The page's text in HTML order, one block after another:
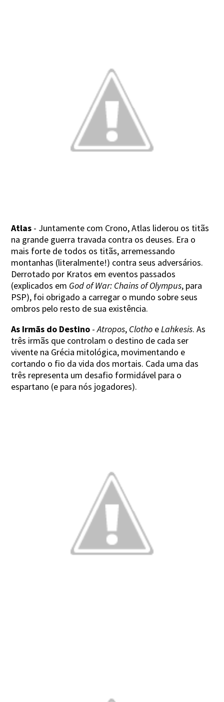
Atlas - Juntamente com Crono, Atlas liderou os titãs
na grande guerra travada contra os deuses. Era o
mais forte de todos os titãs, arremessando
montanhas (literalmente!) contra seus adversários.
Derrotado por Kratos em eventos passados
(explicados em God of War: Chains of Olympus, para
PSP), foi obrigado a carregar o mundo sobre seus
ombros pelo resto de sua existência.
As Irmãs do Destino -Atropos, Clotho eLahkesis. As
três irmãs que controlam o destino de cada ser
vivente na Grécia mitológica, movimentando e
cortando o fio da vida dos mortais. Cada uma das
três representa um desafio formidável para o
espartano (e para nós jogadores).